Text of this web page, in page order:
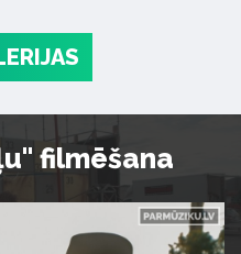
filmēšana